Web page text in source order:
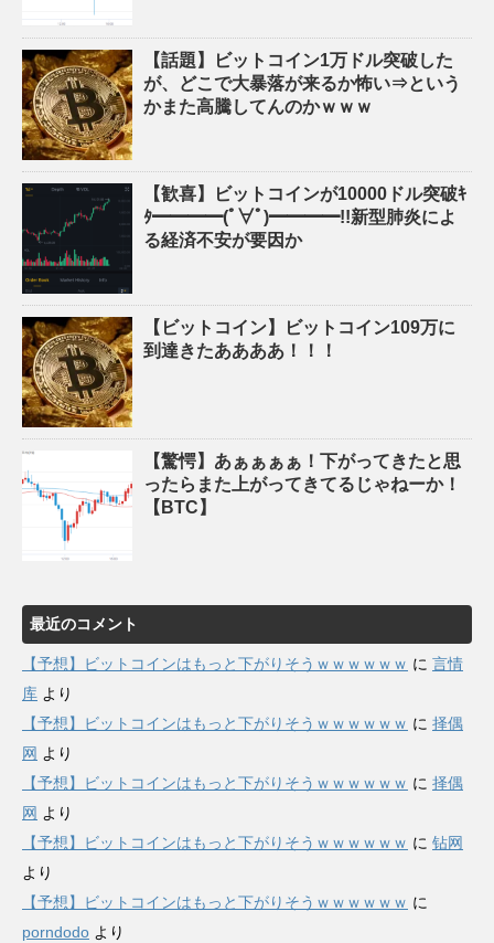
【話題】ビットコイン1万ドル突破した
が、どこで大暴落が来るか怖い⇒という
かまた高騰してんのかｗｗｗ
【歓喜】ビットコインが10000ドル突破ｷ
ﾀ━━━━(ﾟ∀ﾟ)━━━━!!新型肺炎によ
る経済不安が要因か
【ビットコイン】ビットコイン109万に
到達きたああああ！！！
【驚愕】あぁぁぁぁ！下がってきたと思
ったらまた上がってきてるじゃねーか！
【BTC】
最近のコメント
【予想】ビットコインはもっと下がりそうｗｗｗｗｗｗ に 言情
库 より
【予想】ビットコインはもっと下がりそうｗｗｗｗｗｗ に 择偶
网 より
【予想】ビットコインはもっと下がりそうｗｗｗｗｗｗ に 择偶
网 より
【予想】ビットコインはもっと下がりそうｗｗｗｗｗｗ に 钻网
より
【予想】ビットコインはもっと下がりそうｗｗｗｗｗｗ に
porndodo より